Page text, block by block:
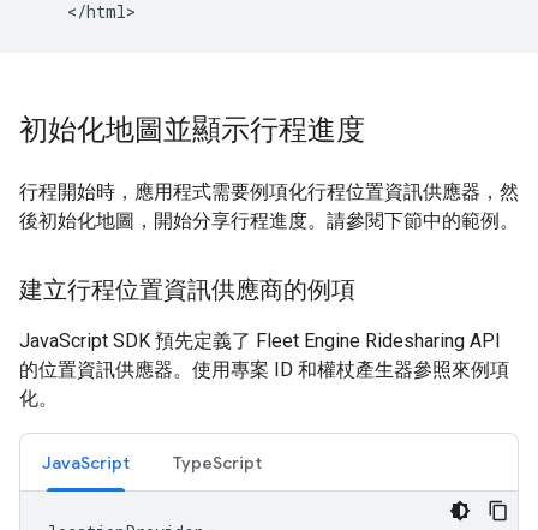
初始化地圖並顯示行程進度
行程開始時，應用程式需要例項化行程位置資訊供應器，然
後初始化地圖，開始分享行程進度。請參閱下節中的範例。
建立行程位置資訊供應商的例項
JavaScript SDK 預先定義了 Fleet Engine Ridesharing API
的位置資訊供應器。使用專案 ID 和權杖產生器參照來例項
化。
JavaScript TypeScript